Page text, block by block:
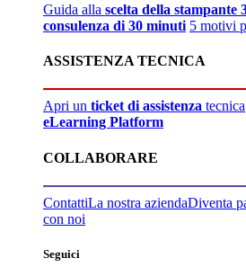
Guida alla scelta della stampante
consulenza di 30 minuti 5 motivi
ASSISTENZA TECNICA
Apri un ticket di assistenza tecnica
eLearning Platform
COLLABORARE
ContattiLa nostra aziendaDiventa
con noi
Seguici